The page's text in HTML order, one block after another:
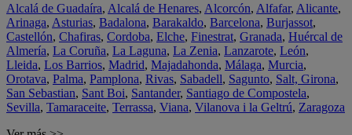
Alcalá de Guadaíra, Alcalá de Henares, Alcorcón, Alfafar, Alicante,
Arinaga, Asturias, Badalona, Barakaldo, Barcelona, Burjassot,
Castellón, Chafiras, Cordoba, Elche, Finestrat, Granada, Huércal de
Almería, La Coruña, La Laguna, La Zenia, Lanzarote, León,
Lleida, Los Barrios, Madrid, Majadahonda, Málaga, Murcia,
Orotava, Palma, Pamplona, Rivas, Sabadell, Sagunto, Salt, Girona,
San Sebastian, Sant Boi, Santander, Santiago de Compostela,
Sevilla, Tamaraceite, Terrassa, Viana, Vilanova i la Geltrú, Zaragoza